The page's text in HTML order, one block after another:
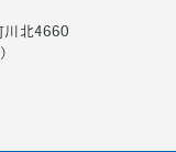
川北4660